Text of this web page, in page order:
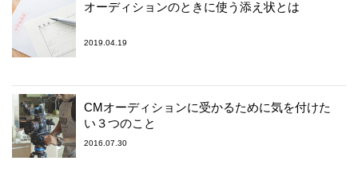
オーディションのときに使う添え状とは
2019.04.19
CMオーディションに受かるために気を付けた
い３つのこと
2016.07.30